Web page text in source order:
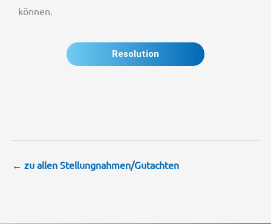
können.
Resolution
← zu allen Stellungnahmen/Gutachten